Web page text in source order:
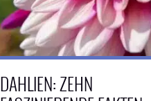
DAHLIEN: ZEHN